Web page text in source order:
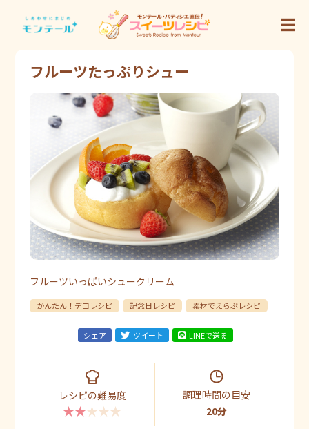
フルーツたっぷりシュー
フルーツいっぱいシュークリーム
かんたん！デコレシピ 記念日レシピ 素材でえらぶレシピ
シェア ツイート LINEで送る
レシピの難易度
★★★★★
調理時間の目安
20分